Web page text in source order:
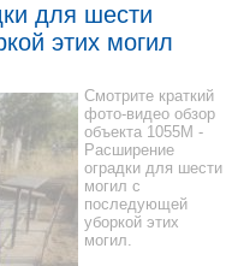
для шести
этих могил
Смотрите краткий
фото-видео обзор
объекта 1055M -
Расширение
оградки для шести
могил с
последующей
уборкой этих
могил.